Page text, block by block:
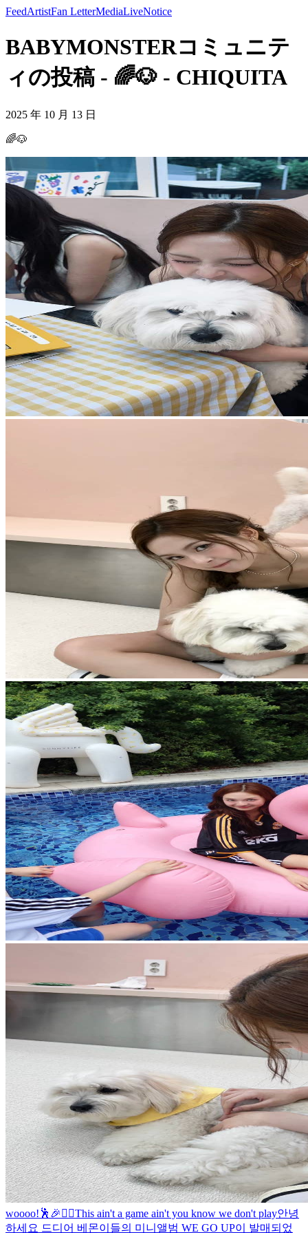
FeedArtistFan LetterMediaLiveNotice
BABYMONSTERコミュニテ
ィの投稿 - 🌈🐶 - CHIQUITA
2025 年 10 月 13 日
🌈🐶
woooo!🕺🎉❤️‍🔥This ain't a game ain't you know we don't play안녕
하세요 드디어 베몬이들의 미니앨범 WE GO UP이 발매되었